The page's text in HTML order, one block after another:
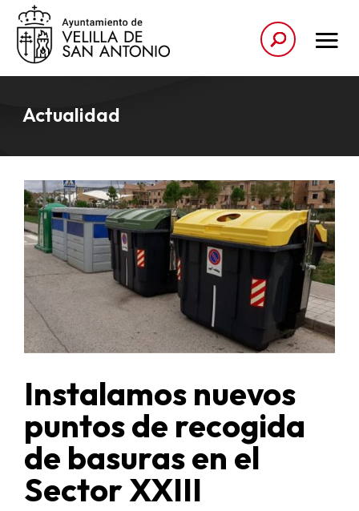
Actualidad
Instalamos nuevos
puntos de recogida
de basuras en el
Sector XXIII